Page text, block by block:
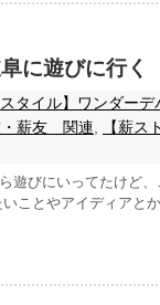
に遊びに行く
スタイル】ワンダー
・薪友 関連 【薪
遊びにいってたけど
ことやアイディアとか